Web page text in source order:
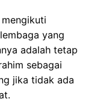
mengikuti
yang
adalah tetap
sebagai
jika tidak ada